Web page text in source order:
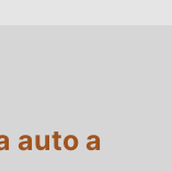
auto a